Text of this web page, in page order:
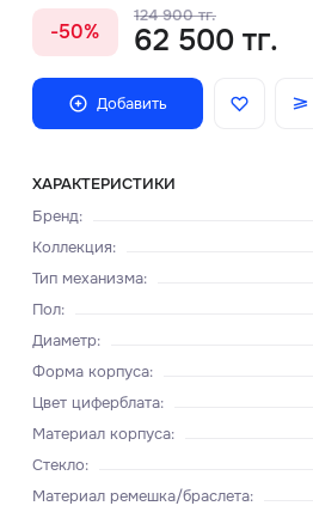
-50%
124 900 тг.
62 500 тг.
Добавить
ХАРАКТЕРИСТИКИ
Бренд:
Коллекция:
Тип механизма:
Пол:
Диаметр:
Форма корпуса:
Цвет циферблата:
Материал корпуса:
Стекло:
Материал ремешка/браслета:
Доставка и
Блог